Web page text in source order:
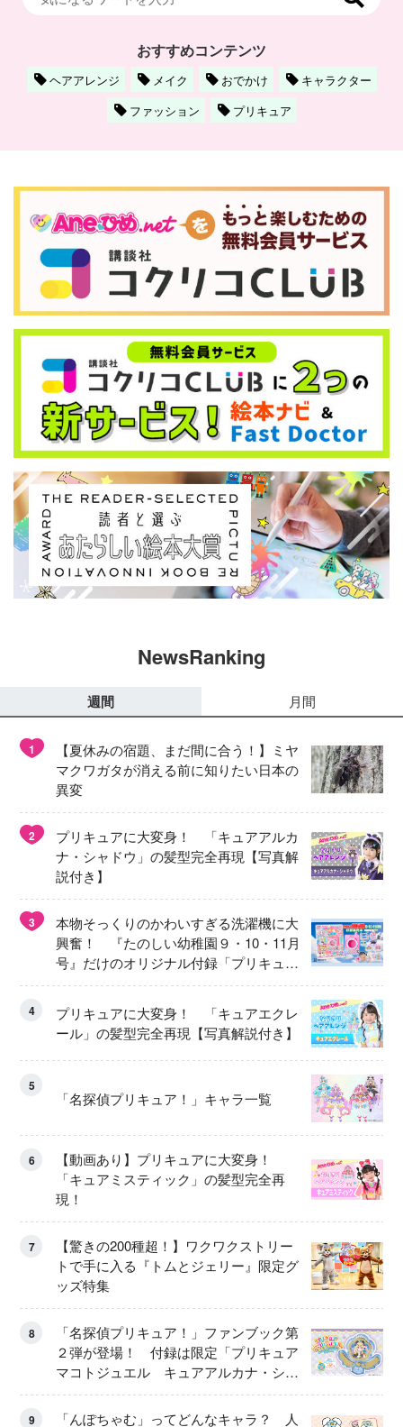
おすすめコンテンツ
ヘアアレンジ メイク おでかけ
キャラクター
ファッション
プリキュア
NewsRanking
週間 月間
1
【夏休みの宿題、まだ間に合う！】ミヤ
マクワガタが消える前に知りたい日本の
異変
2
プリキュアに大変身！ 「キュアアルカ
ナ・シャドウ」の髪型完全再現【写真解
説付き】
3
本物そっくりのかわいすぎる洗濯機に大
興奮！ 『たのしい幼稚園９・10・11月
号』だけのオリジナル付録「プリキュ
ア くるくるせんたくき」
4
プリキュアに大変身！ 「キュアエクレ
ール」の髪型完全再現【写真解説付き】
5
「名探偵プリキュア！」キャラ一覧
6
【動画あり】プリキュアに大変身！
「キュアミスティック」の髪型完全再
現！
7
【驚きの200種超！】ワクワクストリー
トで手に入る『トムとジェリー』限定グ
ッズ特集
8
「名探偵プリキュア！」ファンブック第
２弾が登場！ 付録は限定「プリキュア
マコトジュエル キュアアルカナ・シャ
ドウ アイスver.」 キュアエクレールを
大特集！
9 「んぽちゃむ」ってどんなキャラ？ 人